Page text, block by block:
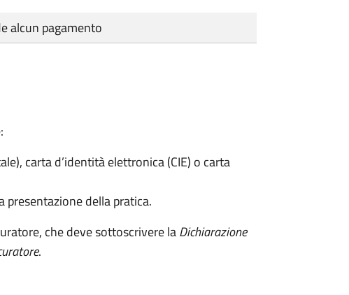
alcun pagamento
carta d’identità elettronica (CIE) o carta
della pratica.
che deve sottoscrivere laDichiarazione
.